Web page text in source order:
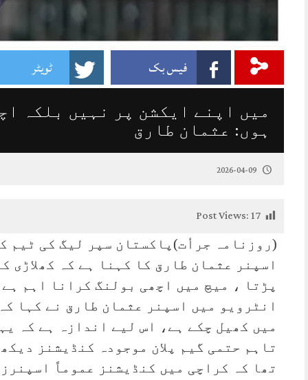
فیس بک ٹویٹر
میں اپنے ایکشن پر نہیں بلکہ
ہوں: عثمان طارق
2026-04-09
Post Views:17
(روزنامہ جرأت)پاکستان سپر لیگ کی ٹیم
اسپنر عثمان طارق کا کہنا ہے کہ کھلاڑی
پڑتا ، میچ میں اچھی بولنگ کرانا اہم
انٹرویو میں اسپنر عثمان طارق نے کہا
میں کھیل چکے ہے، اس لیے اندازہ ہے کہ
تاہم حتمی گیم پلان موجودہ کنڈیشنز
تھا کہ کراچی میں کنڈیشنز عموماً